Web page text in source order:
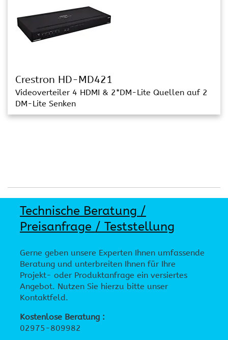
Crestron HD-MD421
Videoverteiler 4 HDMI & 2*DM-Lite Quellen auf 2
DM-Lite Senken
Technische Beratung /
Preisanfrage / Teststellung
Gerne geben unsere Experten Ihnen umfassende
Beratung und unterbreiten Ihnen für Ihre
Projekt- oder Produktanfrage ein versiertes
Angebot. Nutzen Sie hierzu bitte unser
Kontaktfeld.
Kostenlose Beratung :
02975-809982